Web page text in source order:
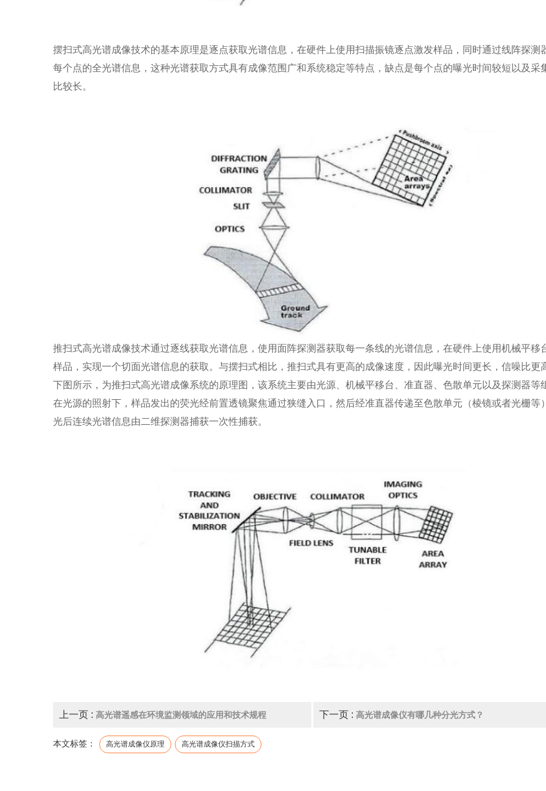
摆扫式高光谱成像技术的基本原理是逐点获取光谱信息，在硬件上使用扫描振镜逐点激发样品，同时通过线阵探测
每个点的全光谱信息，这种光谱获取方式具有成像范围广和系统稳定等特点，缺点是每个点的曝光时间较短以及采
比较长。
推扫式高光谱成像技术通过逐线获取光谱信息，使用面阵探测器获取每一条线的光谱信息，在硬件上使用机械平移
样品，实现一个切面光谱信息的获取。与摆扫式相比，推扫式具有更高的成像速度，因此曝光时间更长，信噪比更
下图所示，为推扫式高光谱成像系统的原理图，该系统主要由光源、机械平移台、准直器、色散单元以及探测器等
在光源的照射下，样品发出的荧光经前置透镜聚焦通过狭缝入口，然后经准直器传递至色散单元（棱镜或者光栅等
光后连续光谱信息由二维探测器捕获一次性捕获。
上一页 : 高光谱遥感在环境监测领域的应用和技术规程 下一页 :高光谱成像仪有哪几种分光方式？
本文标签： 高光谱成像仪原理 高光谱成像仪扫描方式